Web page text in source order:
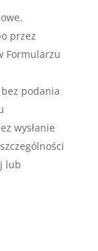
przez
Formularzu
podania
wysłanie
lub